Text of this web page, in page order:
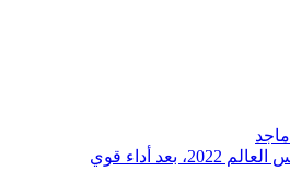
أرسلت البرازيل إنذارا مبكرا للمنتخبات المشاركة في كأس العالم 2022، بعد أداء قوي